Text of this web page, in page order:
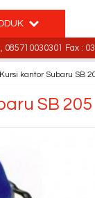
Fax : 031-
Kursi kantor Subaru SB
SB 205